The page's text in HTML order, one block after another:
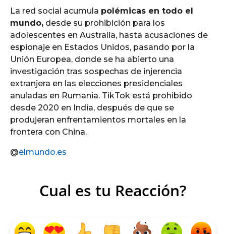
La red social acumula polémicas en todo el
mundo, desde su prohibición para los
adolescentes en Australia, hasta acusaciones de
espionaje en Estados Unidos, pasando por la
Unión Europea, donde se ha abierto una
investigación tras sospechas de injerencia
extranjera en las elecciones presidenciales
anuladas en Rumania. TikTok está prohibido
desde 2020 en India, después de que se
produjeran enfrentamientos mortales en la
frontera con China.
@elmundo.es
Cual es tu Reacción?